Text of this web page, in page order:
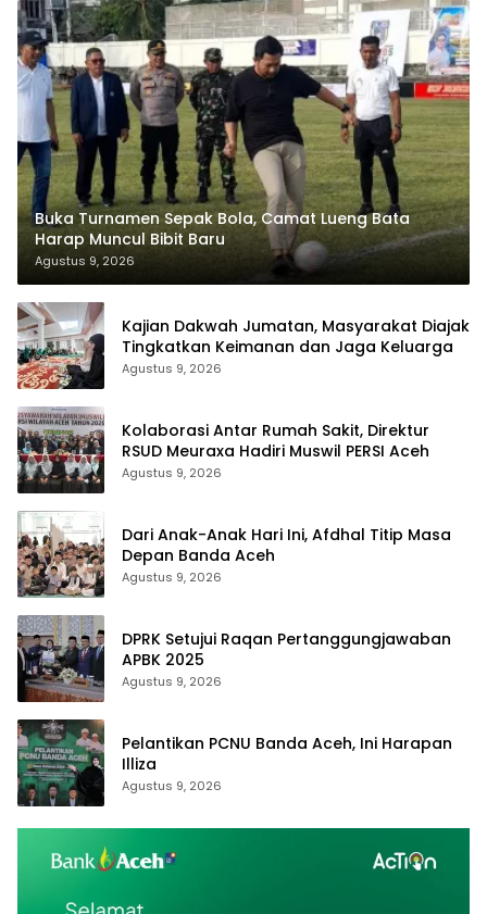
Buka Turnamen Sepak Bola, Camat Lueng Bata
Harap Muncul Bibit Baru
Agustus 9, 2026
Kajian Dakwah Jumatan, Masyarakat Diajak
Tingkatkan Keimanan dan Jaga Keluarga
Agustus 9, 2026
Kolaborasi Antar Rumah Sakit, Direktur
RSUD Meuraxa Hadiri Muswil PERSI Aceh
Agustus 9, 2026
Dari Anak-Anak Hari Ini, Afdhal Titip Masa
Depan Banda Aceh
Agustus 9, 2026
DPRK Setujui Raqan Pertanggungjawaban
APBK 2025
Agustus 9, 2026
Pelantikan PCNU Banda Aceh, Ini Harapan
Illiza
Agustus 9, 2026